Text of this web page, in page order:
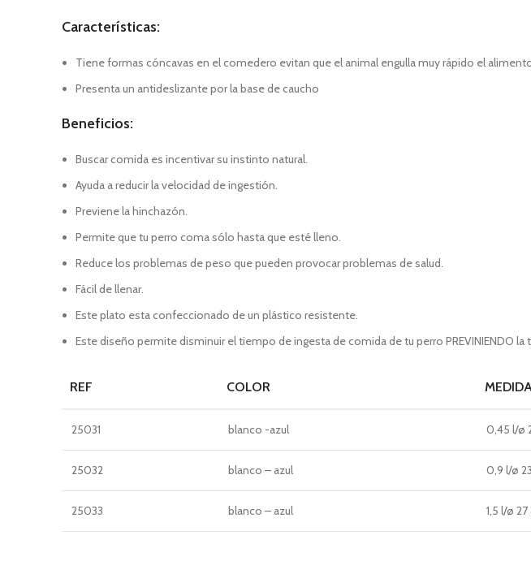
Características:
Tiene formas cóncavas en el comedero evitan que el animal engulla muy rápido el
Presenta un antideslizante por la base de caucho
Beneficios:
Buscar comida es incentivar su instinto natural.
Ayuda a reducir la velocidad de ingestión.
Previene la hinchazón.
Permite que tu perro coma sólo hasta que esté lleno.
Reduce los problemas de peso que pueden provocar problemas de salud.
Fácil de llenar.
Este plato esta confeccionado de un plástico resistente.
Este diseño permite disminuir el tiempo de ingesta de comida de tu perro PREVINIENDO la
REF COLOR
25031 blanco -azul 0,45 l/ø
25032 blanco – azul 0,9 l/ø
25033 blanco – azul 1,5 l/ø